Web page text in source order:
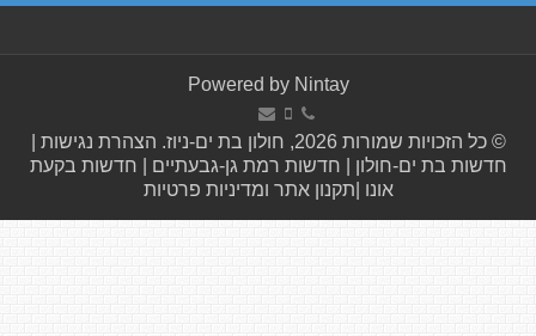
Powered by Nintay
© כל הזכויות שמורות 2026, חולון בת ים-ניוז. הצהרת נגישות
חדשות בת ים-חולון
חדשות רמת גן-גבעתיים
חדשות בקעת
אונו תקנון אתר ומדיניות פרטיות